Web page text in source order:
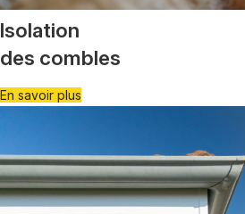
Isolation
des combles
En savoir plus